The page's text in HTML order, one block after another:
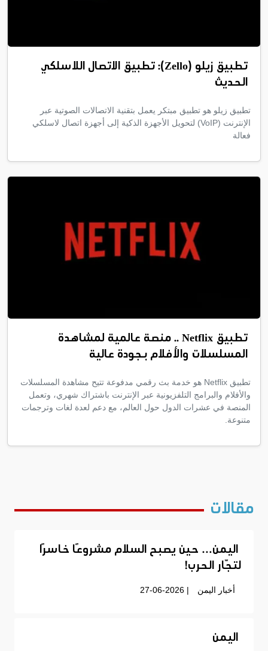
تطبيق زيلو (Zello): تطبيق الاتصال اللاسلكي
الحديث
تطبيق زيلو هو تطبيق مبتكر يعمل بتقنية الاتصالات الصوتية عبر
الإنترنت (VoIP) لتحويل الأجهزة الذكية إلى أجهزة اتصال لاسلكي
فعالة
تطبيق Netflix .. منصة عالمية لمشاهدة
المسلسلات والأفلام بجودة عالية
تطبيق Netflix هو خدمة بث رقمي مدفوعة تتيح مشاهدة المسلسلات
والأفلام والبرامج التلفزيونية عبر الإنترنت باشتراك شهري، وتعمل
المنصة في عشرات الدول حول العالم، مع دعم لعدة لغات وترجمات
متنوعة.
مقالات
اليمن… حين يصبح السلام مشروعًا خاسرًا
لتجّار الحرب!
أخبار اليمن | 27-06-2026
اليمن